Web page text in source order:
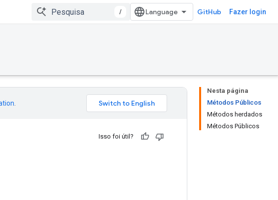
/ GitHub Fazer login
Nesta página
Métodos Públicos
Métodos herdados
Métodos Públicos
Isso foi útil?